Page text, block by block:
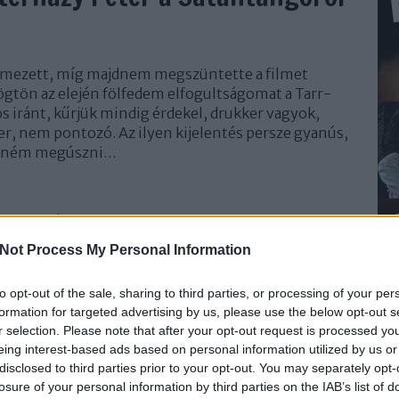
Process My Personal Information
opt-out of the sale, sharing to third parties, or processing of your
for targeted advertising by us, please use the below opt-out
selection. Please note that after your opt-out request is processed
interest-based ads based on personal information utilized by us
to third parties prior to your opt-out. You may separately
of your personal information by third parties on the IAB’s list of
míg majdnem megszüntette a filmet
az elején fölfedem elfogultságomat a Tarr-
iránt, kűrjük mindig érdekel, drukker vagyok,
nem pontozó. Az ilyen kijelentés persze gyanús,
megúszni…
magyar jegyzet új esszé tarr kultuszfilm Tarr Béla
a Sátántangót